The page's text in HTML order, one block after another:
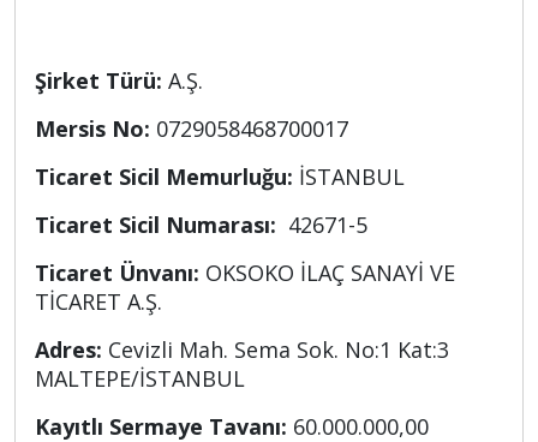
Şirket Türü: A.Ş.
Mersis No: 0729058468700017
Ticaret Sicil Memurluğu: İSTANBUL
Ticaret Sicil Numarası: 42671-5
Ticaret Ünvanı: OKSOKO İLAÇ SANAYİ VE
TİCARET A.Ş.
Adres: Cevizli Mah. Sema Sok. No:1 Kat:3
MALTEPE/İSTANBUL
Kayıtlı Sermaye Tavanı: 60.000.000,00